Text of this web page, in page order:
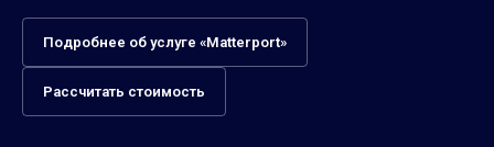
Подробнее об услуге «Matterport»
Рассчитать стоимость